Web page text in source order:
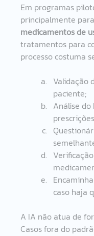
Em programas
principalmente para
medicamentos de
tratamentos para
processo costuma
Validação
paciente;
Análise
caso haja
A IA não atua de
Casos fora do